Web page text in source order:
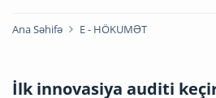
Ana Səhifə E - HÖKUMƏT
İlk innovasiya auditi